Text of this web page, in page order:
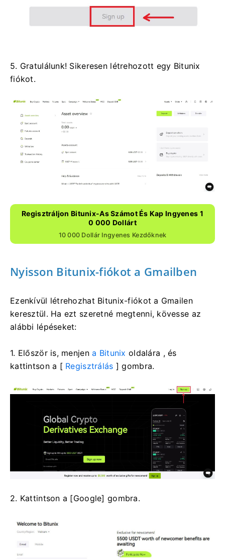
5. Gratulálunk! Sikeresen létrehozott egy Bitunix
fiókot.
Regisztráljon Bitunix-As Számot És Kap Ingyenes 1
0 000 Dollárt
10 000 Dollár Ingyenes Kezdőknek
Nyisson Bitunix-fiókot a Gmailben
Ezenkívül létrehozhat Bitunix-fiókot a Gmailen
keresztül. Ha ezt szeretné megtenni, kövesse az
alábbi lépéseket:
1. Először is, menjena Bitunix oldalára , és
kattintson a [ Regisztrálás ] gombra.
2. Kattintson a [Google] gombra.